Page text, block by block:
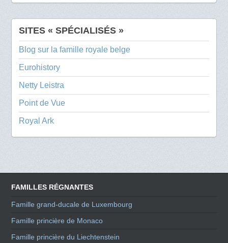
SITES « SPÉCIALISÉS »
Blog sur la famille royale belge
Eurohistory
Netty Leistra
Point de Vue
Royal Ark
FAMILLES RÉGNANTES
Famille grand-ducale de Luxembourg
Famille princière de Monaco
Famille princière du Liechtenstein